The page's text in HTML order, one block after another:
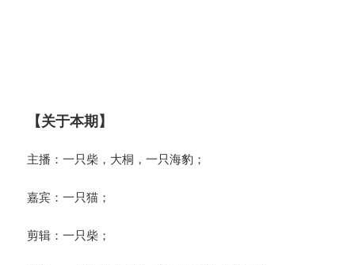
【关于本期】
主播：一只柴，大桐，一只海豹；
嘉宾：一只猫；
剪辑：一只柴；